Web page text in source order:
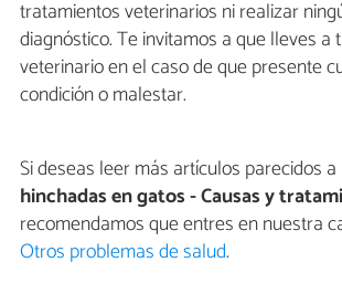
tratamientos veterinarios ni realizar
diagnóstico. Te invitamos a que lleves a
veterinario en el caso de que presente
condición o malestar.
Si deseas leer más artículos parecidos a
hinchadas en gatos - Causas y
recomendamos que entres en nuestra
Otros problemas de salud.